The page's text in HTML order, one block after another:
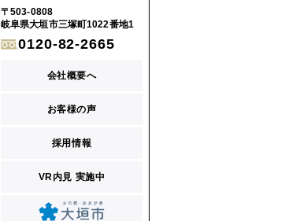
〒503-0808
岐阜県大垣市三塚町1022番地1
0120-82-2665
会社概要へ
お客様の声
採用情報
VR内見 実施中